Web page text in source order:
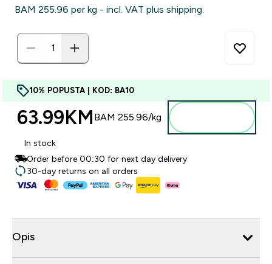
BAM 255.96‎ per kg - incl. VAT plus shipping.
10% POPUSTA | KOD: BA10
63.99KM‎ BAM 255.96‎/kg
In stock
Order before 00:30 for next day delivery
30-day returns on all orders
Opis